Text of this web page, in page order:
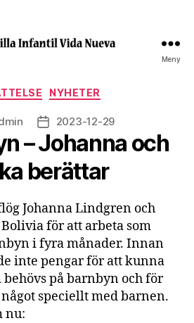
Infantil
Vida
Nueva
Meny
Kategorier
NYHETER
Inläggsdatum
2023-12-29
– Johanna och
berättar
Johanna Lindgren och
för att arbeta som
i fyra månader. Innan
inte pengar för att kunna
på barnbyn och för
speciellt med barnen.
nu: